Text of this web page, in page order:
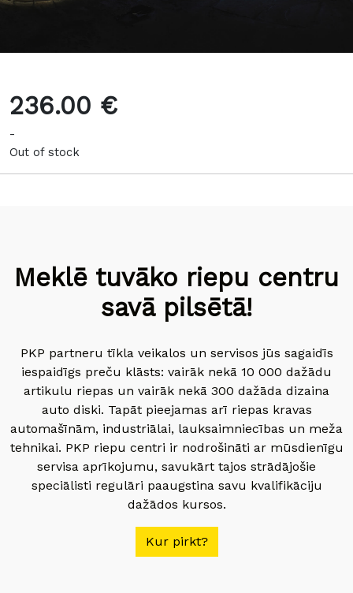
236.00 €
-
Out of stock
Meklē tuvāko riepu centru
savā pilsētā!
PKP partneru tīkla veikalos un servisos jūs sagaidīs
iespaidīgs preču klāsts: vairāk nekā 10 000 dažādu
artikulu riepas un vairāk nekā 300 dažāda dizaina
auto diski. Tapāt pieejamas arī riepas kravas
automašīnām, industriālai, lauksaimniecības un meža
tehnikai. PKP riepu centri ir nodrošināti ar mūsdienīgu
servisa aprīkojumu, savukārt tajos strādājošie
speciālisti regulāri paaugstina savu kvalifikāciju
dažādos kursos.
Kur pirkt?